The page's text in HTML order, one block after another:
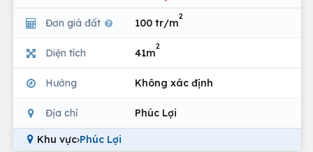
Đơn giá đất 100 tr/m
2
Diện tích 41m
2
Hướng Không xác định
Địa chỉ Phúc Lợi
Khu vực›Phúc Lợi